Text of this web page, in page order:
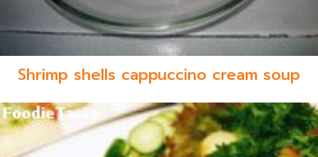
Shrimp shells cappuccino cream soup